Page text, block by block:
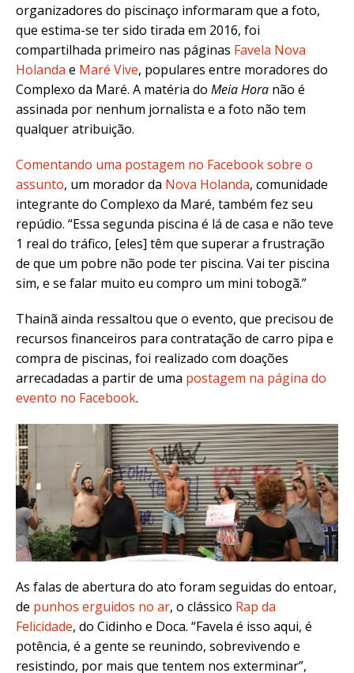
organizadores do piscinaço informaram que a foto,
que estima-se ter sido tirada em 2016, foi
compartilhada primeiro nas páginas Favela Nova
Holanda e Maré Vive, populares entre moradores do
Complexo da Maré. A matéria do Meia Hora não é
assinada por nenhum jornalista e a foto não tem
qualquer atribuição.
Comentando uma postagem no Facebook sobre o
assunto, um morador da Nova Holanda, comunidade
integrante do Complexo da Maré, também fez seu
repúdio. “Essa segunda piscina é lá de casa e não teve
1 real do tráfico, [eles] têm que superar a frustração
de que um pobre não pode ter piscina. Vai ter piscina
sim, e se falar muito eu compro um mini tobogã.”
Thainã ainda ressaltou que o evento, que precisou de
recursos financeiros para contratação de carro pipa e
compra de piscinas, foi realizado com doações
arrecadadas a partir de uma postagem na página do
evento no Facebook.
As falas de abertura do ato foram seguidas do entoar,
de punhos erguidos no ar, o clássico Rap da
Felicidade, do Cidinho e Doca. “Favela é isso aqui, é
potência, é a gente se reunindo, sobrevivendo e
resistindo, por mais que tentem nos exterminar”,